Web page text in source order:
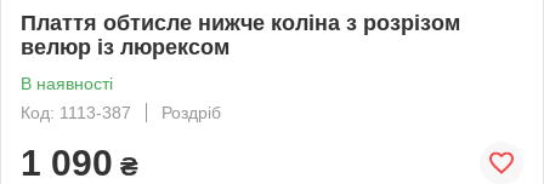
Плаття обтисле нижче коліна з розрізом
велюр із люрексом
В наявності
Код: 1113-387
Роздріб
1 090 ₴